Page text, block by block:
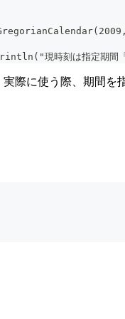
現時刻は指定期間
実際に使う際、期間